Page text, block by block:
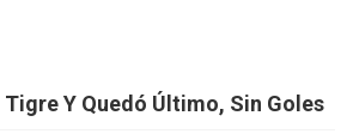
Y Quedó Último, Sin Goles